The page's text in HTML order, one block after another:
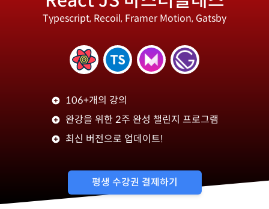
Typescript, Recoil, Framer Motion, Gatsby
106+개의 강의
완강을 위한 2주 완성 챌린지 프로그램
최신 버전으로 업데이트!
평생 수강권 결제하기